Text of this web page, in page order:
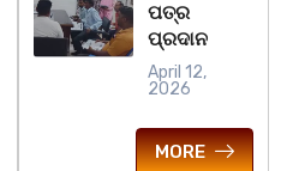
ପତ୍ର
ପ୍ରଦାନ
April 12,
2026
MORE